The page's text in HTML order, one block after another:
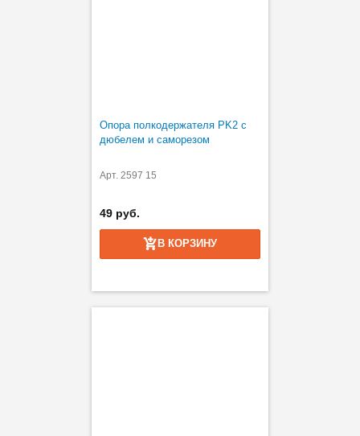
Опора полкодержателя PK2 с
дюбелем и саморезом
Арт. 2597 15
49 руб.
В КОРЗИНУ